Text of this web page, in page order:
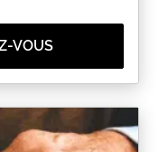
VOUS